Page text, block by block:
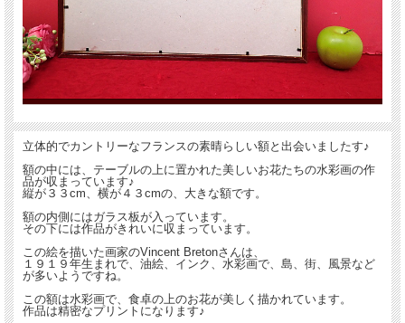
立体的でカントリーなフランスの素晴らしい額と出会いましたす♪
額の中には、テーブルの上に置かれた美しいお花たちの水彩画の作
品が収まっています♪
縦が３３cm、横が４３cmの、大きな額です。
額の内側にはガラス板が入っています。
その下には作品がきれいに収まっています。
この絵を描いた画家のVincent Bretonさんは、
１９１９年生まれで、油絵、インク、水彩画で、島、街、風景など
が多いようですね。
この額は水彩画で、食卓の上のお花が美しく描かれています。
作品は精密なプリントになります♪